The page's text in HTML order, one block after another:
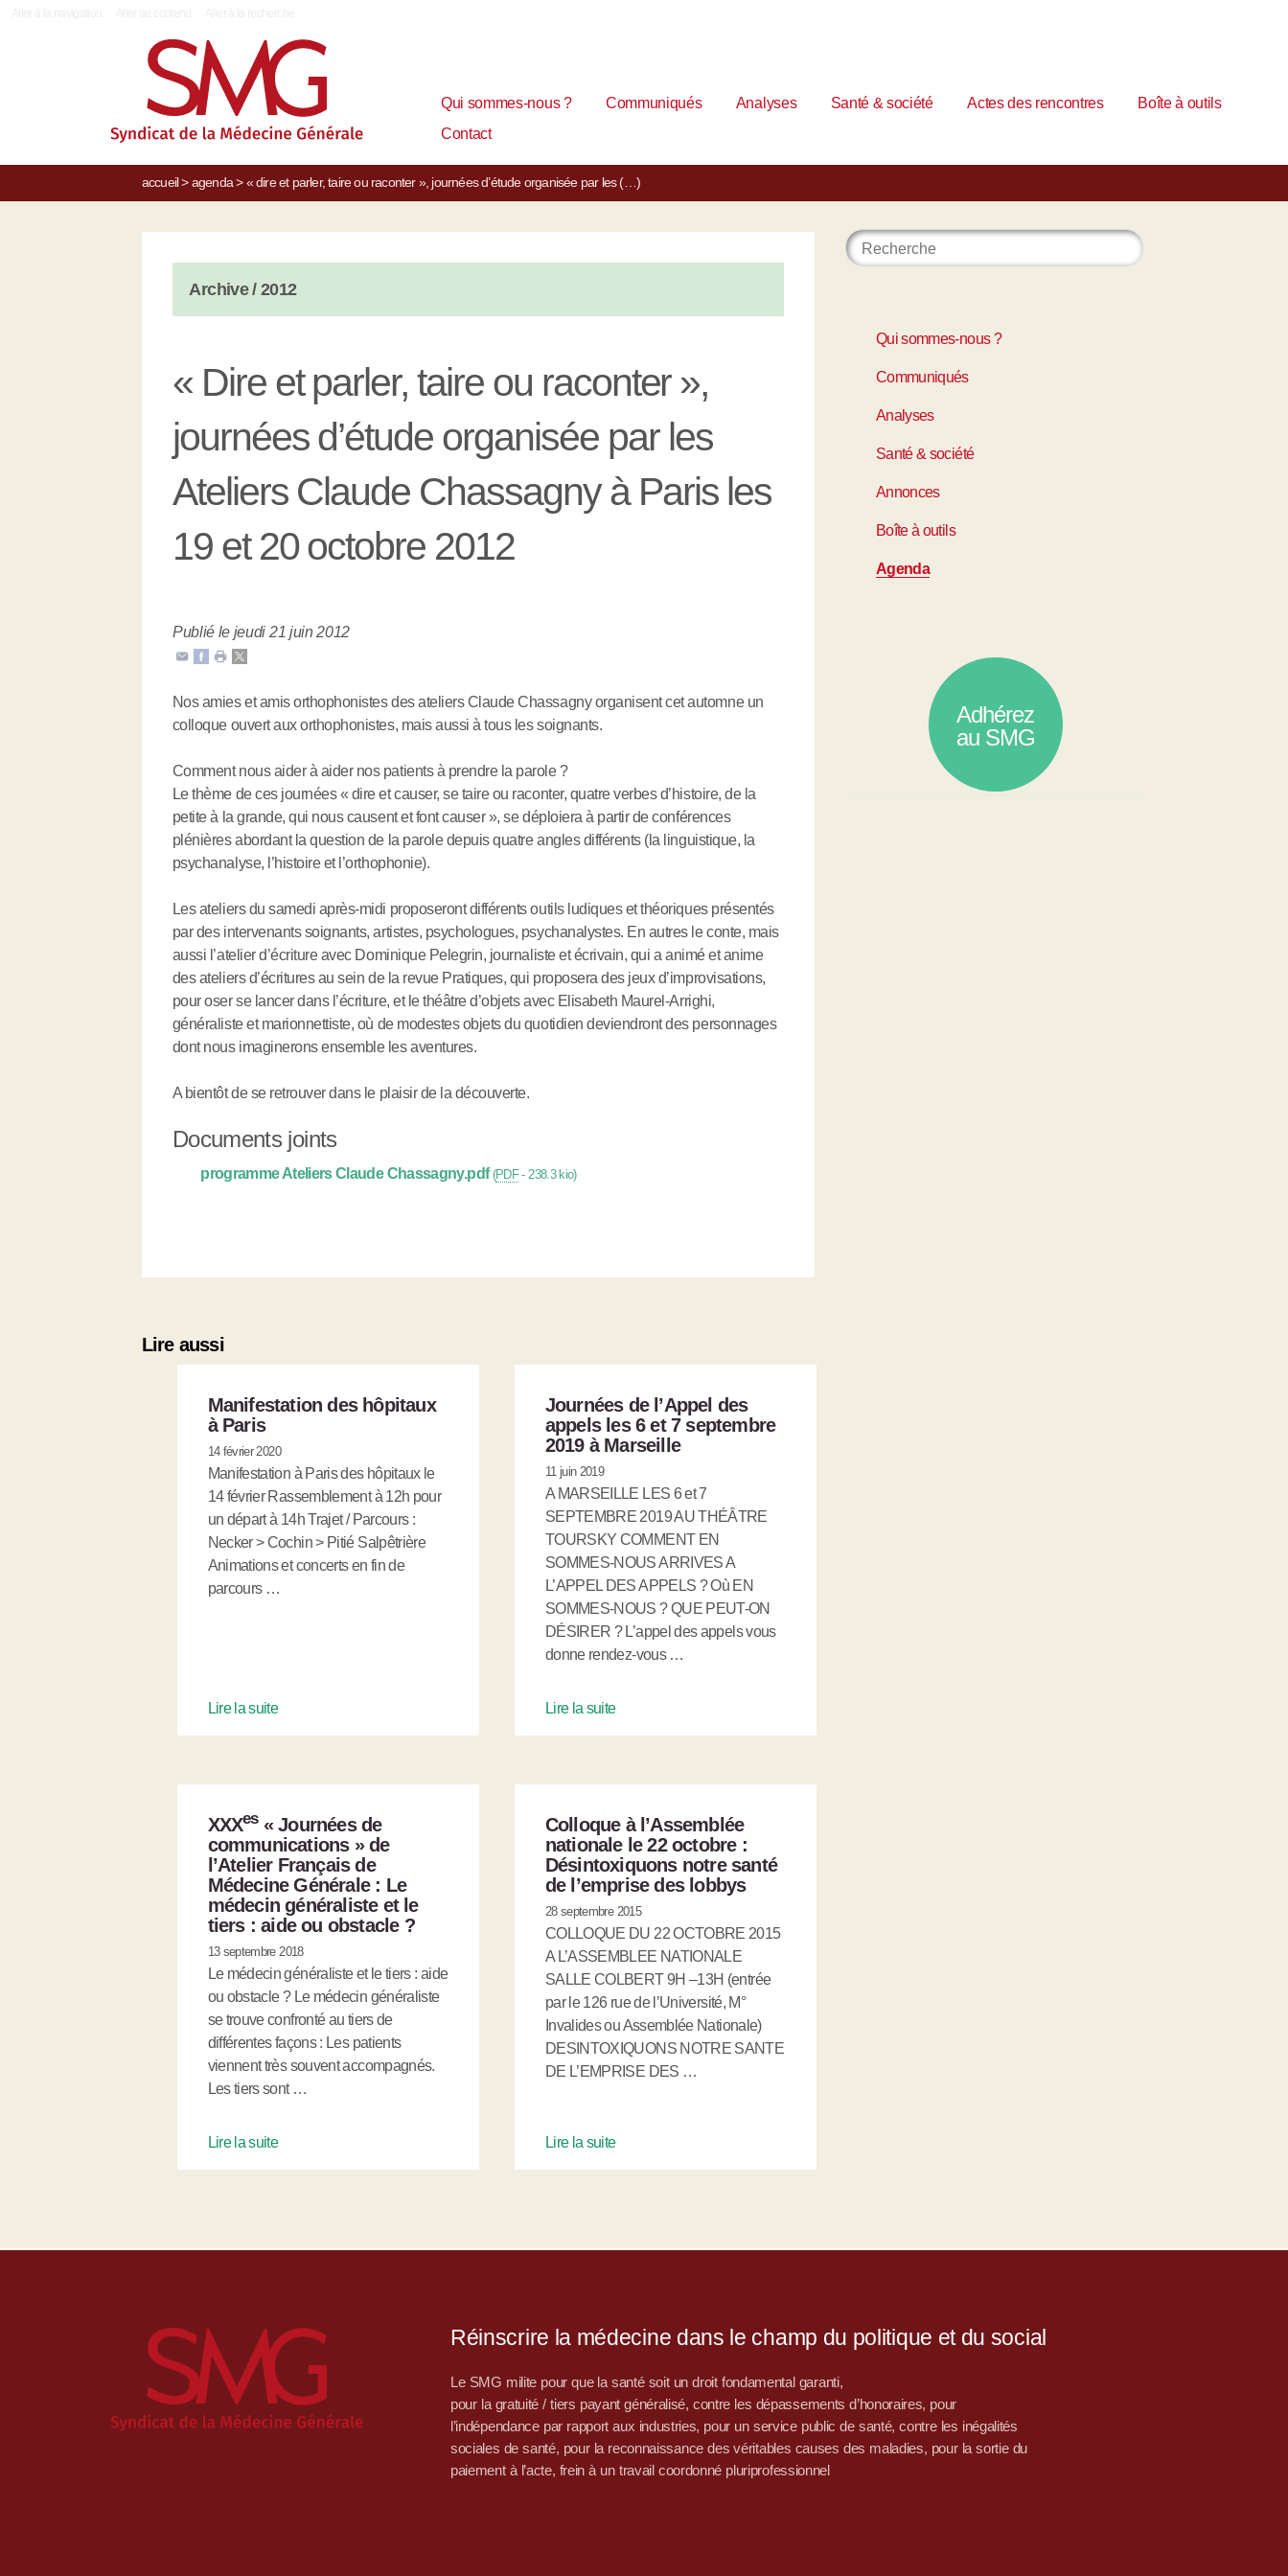
Qui sommes-nous ? Communiqués Analyses Santé & société Actes des rencontres
Boîte à outils
Contact
accueil> agenda> « dire et parler, taire ou raconter », journées d’étude organisée par les (…)
Archive / 2012
« Dire et parler, taire ou raconter »,
journées d’étude organisée par les
Ateliers Claude Chassagny à Paris les
19 et 20 octobre 2012
Publié le jeudi 21 juin 2012
Nos amies et amis orthophonistes des ateliers Claude Chassagny organisent cet automne un
colloque ouvert aux orthophonistes, mais aussi à tous les soignants.
Comment nous aider à aider nos patients à prendre la parole ?
Le thème de ces journées « dire et causer, se taire ou raconter, quatre verbes d’histoire, de la
petite à la grande, qui nous causent et font causer », se déploiera à partir de conférences
plénières abordant la question de la parole depuis quatre angles différents (la linguistique, la
psychanalyse, l’histoire et l’orthophonie).
Les ateliers du samedi après-midi proposeront différents outils ludiques et théoriques présentés
par des intervenants soignants, artistes, psychologues, psychanalystes. En autres le conte, mais
aussi l’atelier d’écriture avec Dominique Pelegrin, journaliste et écrivain, qui a animé et anime
des ateliers d’écritures au sein de la revue Pratiques, qui proposera des jeux d’improvisations,
pour oser se lancer dans l’écriture, et le théâtre d’objets avec Elisabeth Maurel-Arrighi,
généraliste et marionnettiste, où de modestes objets du quotidien deviendront des personnages
dont nous imaginerons ensemble les aventures.
A bientôt de se retrouver dans le plaisir de la découverte.
Documents joints
programme Ateliers Claude Chassagny.pdf (PDF- 238.3 kio)
Lire aussi
Manifestation des hôpitaux
à Paris
14 février 2020
Manifestation à Paris des hôpitaux le
14 février Rassemblement à 12h pour
un départ à 14h Trajet / Parcours :
Necker > Cochin > Pitié Salpêtrière
Animations et concerts en fin de
parcours …
Lire la suite
Journées de l’Appel des
appels les 6 et 7 septembre
2019 à Marseille
11 juin 2019
A MARSEILLE LES 6 et 7
SEPTEMBRE 2019 AU THÉÂTRE
TOURSKY COMMENT EN
SOMMES-NOUS ARRIVES A
L’APPEL DES APPELS ? Où EN
SOMMES-NOUS ? QUE PEUT-ON
DÉSIRER ? L’appel des appels vous
donne rendez-vous …
Lire la suite
XXXes« Journées de
communications » de
l’Atelier Français de
Médecine Générale : Le
médecin généraliste et le
tiers : aide ou obstacle ?
13 septembre 2018
Le médecin généraliste et le tiers : aide
ou obstacle ? Le médecin généraliste
se trouve confronté au tiers de
différentes façons : Les patients
viennent très souvent accompagnés.
Les tiers sont …
Lire la suite
Colloque à l’Assemblée
nationale le 22 octobre :
Désintoxiquons notre santé
de l’emprise des lobbys
28 septembre 2015
COLLOQUE DU 22 OCTOBRE 2015
A L’ASSEMBLEE NATIONALE
SALLE COLBERT 9H –13H (entrée
par le 126 rue de l’Université, M°
Invalides ou Assemblée Nationale)
DESINTOXIQUONS NOTRE SANTE
DE L’EMPRISE DES …
Lire la suite
Qui sommes-nous ?
Communiqués
Analyses
Santé & société
Annonces
Boîte à outils
Agenda
Adhérez
au SMG
Réinscrire la médecine dans le champ du politique et du social
Le SMG milite pour que la santé soit un droit fondamental garanti,
pour la gratuité / tiers payant généralisé, contre les dépassements d’honoraires, pour
l’indépendance par rapport aux industries, pour un service public de santé, contre les inégalités
sociales de santé, pour la reconnaissance des véritables causes des maladies, pour la sortie du
paiement à l’acte, frein à un travail coordonné pluriprofessionnel